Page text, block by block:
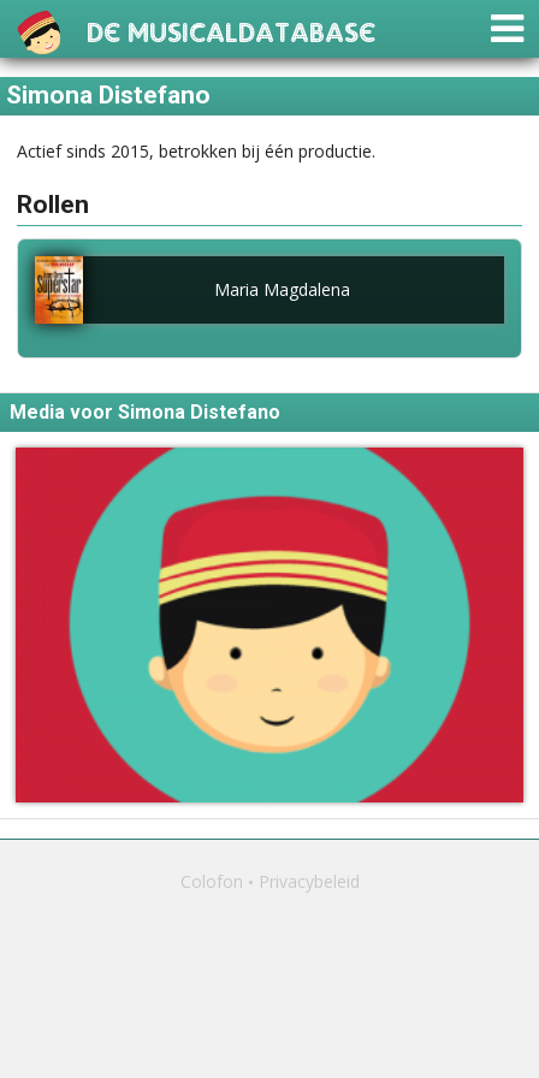
De Musicaldatabase
Simona Distefano
Actief sinds 2015, betrokken bij één productie.
Rollen
Maria Magdalena
Media voor Simona Distefano
Colofon Privacybeleid